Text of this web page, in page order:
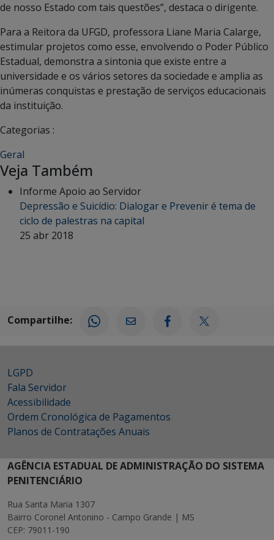
de nosso Estado com tais questões”, destaca o dirigente.
Para a Reitora da UFGD, professora Liane Maria Calarge,
estimular projetos como esse, envolvendo o Poder Público
Estadual, demonstra a sintonia que existe entre a
universidade e os vários setores da sociedade e amplia as
inúmeras conquistas e prestação de serviços educacionais
da instituição.
Categorias :
Geral
Veja Também
Informe Apoio ao Servidor
Depressão e Suicídio: Dialogar e Prevenir é tema de
ciclo de palestras na capital
25 abr 2018
Compartilhe:
LGPD
Fala Servidor
Acessibilidade
Ordem Cronológica de Pagamentos
Planos de Contratações Anuais
AGÊNCIA ESTADUAL DE ADMINISTRAÇÃO DO SISTEMA
PENITENCIÁRIO
Rua Santa Maria 1307
Bairro Coronel Antonino - Campo Grande | MS
CEP: 79011-190